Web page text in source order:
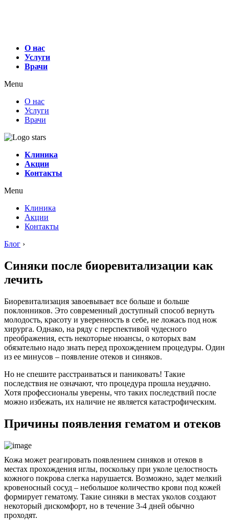
О нас
Услуги
Врачи
Menu
О нас
Услуги
Врачи
Клиника
Акции
Контакты
Menu
Клиника
Акции
Контакты
Блог ›
Синяки после биоревитализации как
лечить
Биоревитализация завоевывает все больше и больше
поклонников. Это современный доступный способ вернуть
молодость, красоту и уверенность в себе, не ложась под нож
хирурга. Однако, на ряду с перспективой чудесного
преображения, есть некоторые нюансы, о которых вам
обязательно надо знать перед прохождением процедуры. Один
из ее минусов – появление отеков и синяков.
Но не спешите расстраиваться и паниковать! Такие
последствия не означают, что процедура прошла неудачно.
Хотя профессионалы уверены, что таких последствий после
можно избежать, их наличие не является катастрофическим.
Причины появления гематом и отеков
Кожа может реагировать появлением синяков и отеков в
местах прохождения иглы, поскольку при уколе целостность
кожного покрова слегка нарушается. Возможно, задет мелкий
кровеносный сосуд – небольшое количество крови под кожей
формирует гематому. Такие синяки в местах уколов создают
некоторый дискомфорт, но в течение 3-4 дней обычно
проходят.